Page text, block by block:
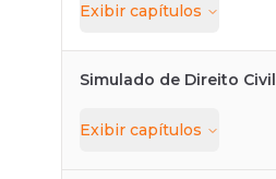
Exibir capítulos
Simulado de Direito Civil
Exibir capítulos